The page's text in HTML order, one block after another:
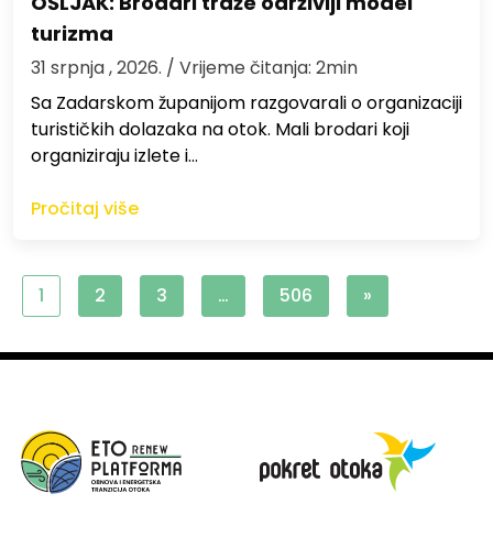
turizma
31 srpnja , 2026. / Vrijeme čitanja: 2min
Sa Zadarskom županijom razgovarali o organizaciji
turističkih dolazaka na otok. Mali brodari koji
organiziraju izlete i…
Pročitaj više
1 2 3 … 506 »